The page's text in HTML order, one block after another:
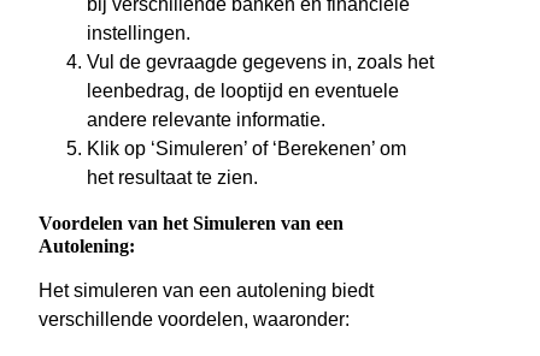
bij verschillende banken en financiële
instellingen.
Vul de gevraagde gegevens in, zoals het
leenbedrag, de looptijd en eventuele
andere relevante informatie.
Klik op ‘Simuleren’ of ‘Berekenen’ om
het resultaat te zien.
Voordelen van het Simuleren van een
Autolening:
Het simuleren van een autolening biedt
verschillende voordelen, waaronder: